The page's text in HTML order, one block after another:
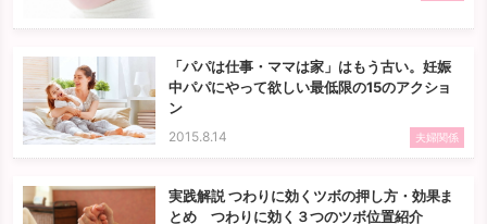
「パパは仕事・ママは家」はもう古い。妊娠
中パパにやって欲しい最低限の15のアクショ
ン
2015.8.14 夫婦関係
実践解説 つわりに効くツボの押し方・効果ま
とめ つわりに効く３つのツボ位置紹介